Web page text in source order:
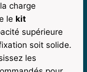
charge
le kit
supérieure
soit solide.
les